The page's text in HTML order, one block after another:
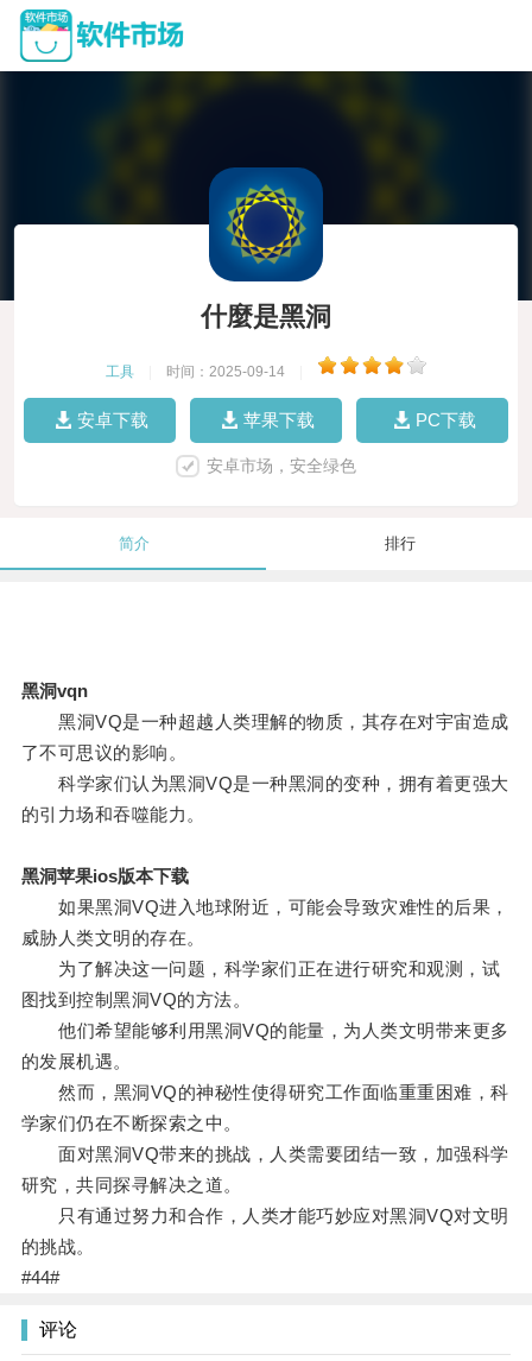
什麼是黑洞
工具 时间：2025-09-14
安卓下载 苹果下载 PC下载
安卓市场，安全绿色
简介 排行
黑洞vqn
黑洞VQ是一种超越人类理解的物质，其存在对宇宙造成
了不可思议的影响。
科学家们认为黑洞VQ是一种黑洞的变种，拥有着更强大
的引力场和吞噬能力。
黑洞苹果ios版本下载
如果黑洞VQ进入地球附近，可能会导致灾难性的后果，
威胁人类文明的存在。
为了解决这一问题，科学家们正在进行研究和观测，试
图找到控制黑洞VQ的方法。
他们希望能够利用黑洞VQ的能量，为人类文明带来更多
的发展机遇。
然而，黑洞VQ的神秘性使得研究工作面临重重困难，科
学家们仍在不断探索之中。
面对黑洞VQ带来的挑战，人类需要团结一致，加强科学
研究，共同探寻解决之道。
只有通过努力和合作，人类才能巧妙应对黑洞VQ对文明
的挑战。
#44#
评论